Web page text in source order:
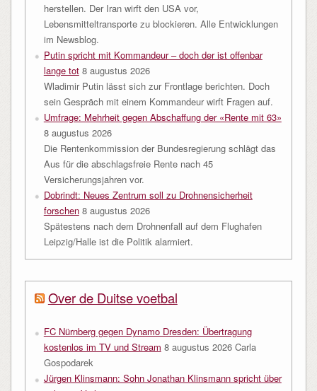
herstellen. Der Iran wirft den USA vor,
Lebensmitteltransporte zu blockieren. Alle Entwicklungen
im Newsblog.
Putin spricht mit Kommandeur – doch der ist offenbar
lange tot 8 augustus 2026
Wladimir Putin lässt sich zur Frontlage berichten. Doch
sein Gespräch mit einem Kommandeur wirft Fragen auf.
Umfrage: Mehrheit gegen Abschaffung der «Rente mit 63»
8 augustus 2026
Die Rentenkommission der Bundesregierung schlägt das
Aus für die abschlagsfreie Rente nach 45
Versicherungsjahren vor.
Dobrindt: Neues Zentrum soll zu Drohnensicherheit
forschen 8 augustus 2026
Spätestens nach dem Drohnenfall auf dem Flughafen
Leipzig/Halle ist die Politik alarmiert.
Over de Duitse voetbal
FC Nürnberg gegen Dynamo Dresden: Übertragung
kostenlos im TV und Stream 8 augustus 2026 Carla
Gospodarek
Jürgen Klinsmann: Sohn Jonathan Klinsmann spricht über